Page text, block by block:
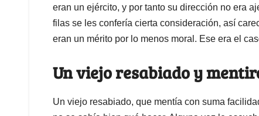
eran un ejército, y por tanto su dirección no era
filas se les confería cierta consideración, así
eran un mérito por lo menos moral. Ese era el
Un viejo resabiado y
Un viejo resabiado, que mentía con suma